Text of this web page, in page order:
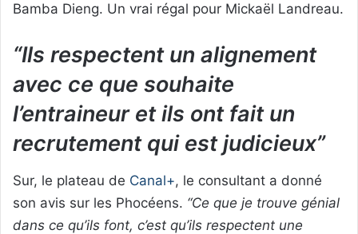
Bamba Dieng. Un vrai régal pour Mickaël Landreau.
“Ils respectent un alignement
avec ce que souhaite
l’entraineur et ils ont fait un
recrutement qui est judicieux”
Sur, le plateau de Canal+, le consultant a donné
son avis sur les Phocéens. “Ce que je trouve génial
dans ce qu’ils font, c’est qu’ils respectent une